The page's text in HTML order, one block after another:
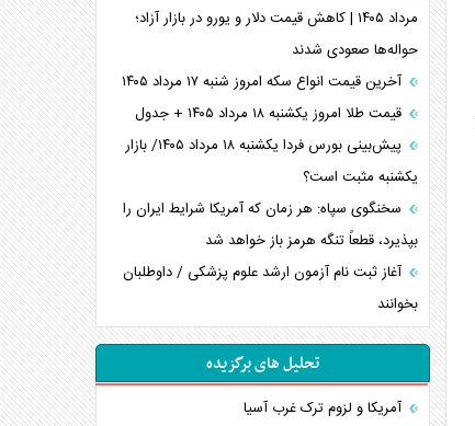
مرداد ۱۴۰۵ | کاهش قیمت دلار و یورو در بازار آزاد؛
حواله‌ها صعودی شدند
آخرین قیمت انواع سکه امروز شنبه ۱۷ مرداد ۱۴۰۵
قیمت طلا امروز یکشنبه ۱۸ مرداد ۱۴۰۵ + جدول
پیش‌بینی بورس فردا یکشنبه ۱۸ مرداد ۱۴۰۵/ بازار
یکشنبه مثبت است؟
سخنگوی سپاه: هر زمان که آمریکا شرایط ایران را
بپذیرد، قطعاً تنگه هرمز باز خواهد شد
آغاز ثبت نام آزمون ارشد علوم پزشکی / داوطلبان
بخوانند
تحلیل های برگزیده
آمریکا و لزوم ترک غرب آسیا